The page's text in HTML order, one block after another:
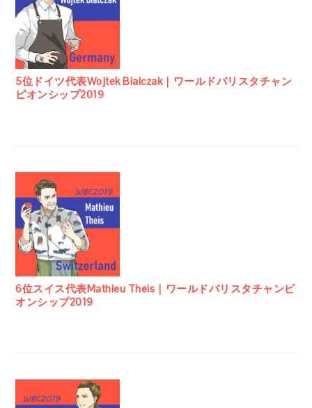
5位ドイツ代表Wojtek Bialczak｜ワールドバリスタチャン
ピオンシップ2019
6位スイス代表Mathieu Theis｜ワールドバリスタチャンピ
オンシップ2019